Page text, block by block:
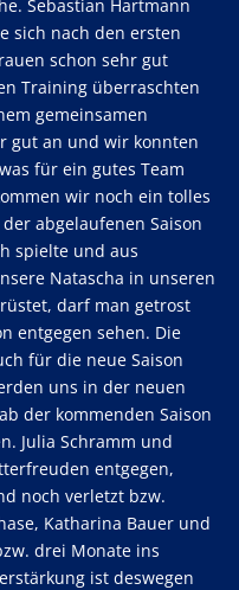
Sebastian Hartmann
sich nach den ersten
schon sehr gut
Training überraschten
gemeinsamen
gut an und wir konnten
für ein gutes Team
wir noch ein tolles
abgelaufenen Saison
spielte und aus
Natascha in unseren
darf man getrost
entgegen sehen. Die
für die neue Saison
uns in der neuen
der kommenden Saison
Julia Schramm und
entgegen,
noch verletzt bzw.
Katharina Bauer und
drei Monate ins
ist deswegen